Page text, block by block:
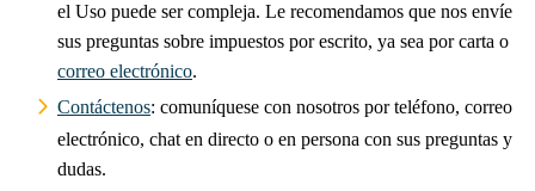
el Uso puede ser compleja. Le recomendamos que nos envíe
sus preguntas sobre impuestos por escrito, ya sea por carta o
correo electrónico.
Contáctenos: comuníquese con nosotros por teléfono, correo
electrónico, chat en directo o en persona con sus preguntas y
dudas.